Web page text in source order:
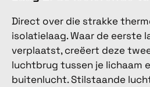
Direct over die strakke
isolatielaag. Waar de eerste
verplaatst, creëert deze
luchtbrug tussen je lichaam
buitenlucht. Stilstaande